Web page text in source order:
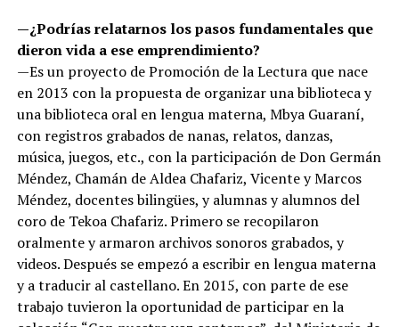
—¿Podrías relatarnos los pasos fundamentales que
dieron vida a ese emprendimiento?
—Es un proyecto de Promoción de la Lectura que nace
en 2013 con la propuesta de organizar una biblioteca y
una biblioteca oral en lengua materna, Mbya Guaraní,
con registros grabados de nanas, relatos, danzas,
música, juegos, etc., con la participación de Don Germán
Méndez, Chamán de Aldea Chafariz, Vicente y Marcos
Méndez, docentes bilingües, y alumnas y alumnos del
coro de Tekoa Chafariz. Primero se recopilaron
oralmente y armaron archivos sonoros grabados, y
videos. Después se empezó a escribir en lengua materna
y a traducir al castellano. En 2015, con parte de ese
trabajo tuvieron la oportunidad de participar en la